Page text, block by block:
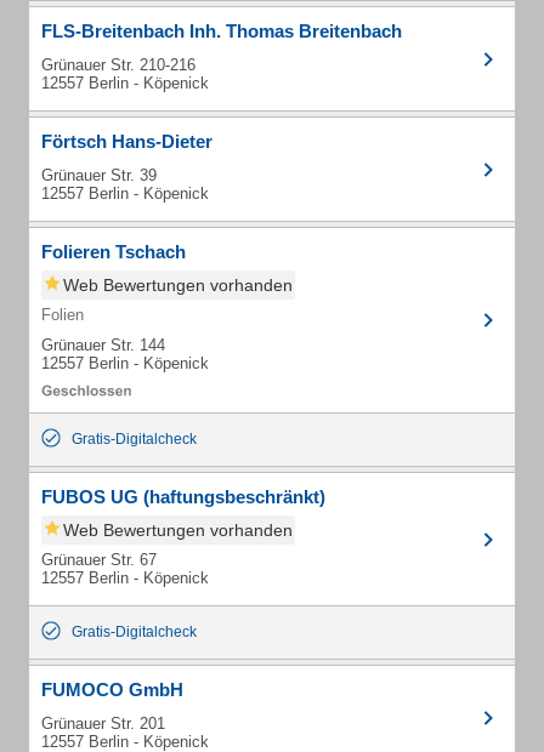
FLS-Breitenbach Inh. Thomas Breitenbach
Grünauer Str. 210-216
12557 Berlin - Köpenick
Förtsch Hans-Dieter
Grünauer Str. 39
12557 Berlin - Köpenick
Folieren Tschach
Web Bewertungen vorhanden
Folien
Grünauer Str. 144
12557 Berlin - Köpenick
Gratis-Digitalcheck
FUBOS UG (haftungsbeschränkt)
Web Bewertungen vorhanden
Grünauer Str. 67
12557 Berlin - Köpenick
Gratis-Digitalcheck
FUMOCO GmbH
Grünauer Str. 201
12557 Berlin - Köpenick